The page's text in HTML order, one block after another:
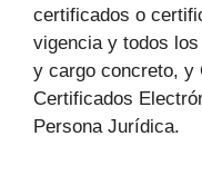
certificados o
vigencia y todos
y cargo concreto, y
Certificados
Persona Jurídica.